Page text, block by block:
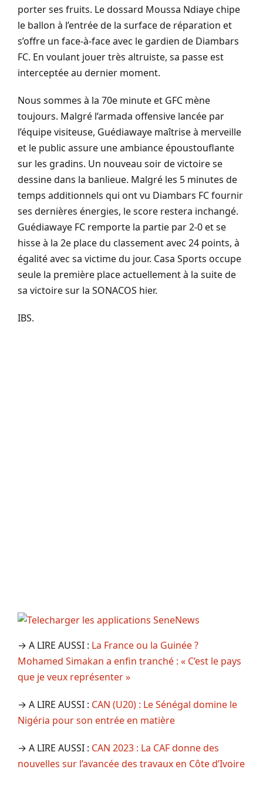
porter ses fruits. Le dossard Moussa Ndiaye chipe
le ballon à l’entrée de la surface de réparation et
s’offre un face-à-face avec le gardien de Diambars
FC. En voulant jouer très altruiste, sa passe est
interceptée au dernier moment.
Nous sommes à la 70e minute et GFC mène
toujours. Malgré l’armada offensive lancée par
l’équipe visiteuse, Guédiawaye maîtrise à merveille
et le public assure une ambiance époustouflante
sur les gradins. Un nouveau soir de victoire se
dessine dans la banlieue. Malgré les 5 minutes de
temps additionnels qui ont vu Diambars FC fournir
ses dernières énergies, le score restera inchangé.
Guédiawaye FC remporte la partie par 2-0 et se
hisse à la 2e place du classement avec 24 points, à
égalité avec sa victime du jour. Casa Sports occupe
seule la première place actuellement à la suite de
sa victoire sur la SONACOS hier.
IBS.
→ A LIRE AUSSI : La France ou la Guinée ?
Mohamed Simakan a enfin tranché : « C’est le pays
que je veux représenter »
→ A LIRE AUSSI : CAN (U20) : Le Sénégal domine le
Nigéria pour son entrée en matière
→ A LIRE AUSSI : CAN 2023 : La CAF donne des
nouvelles sur l’avancée des travaux en Côte d’Ivoire